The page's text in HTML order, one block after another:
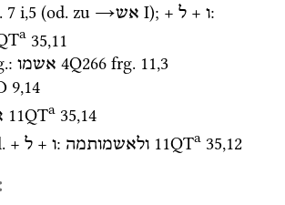
7 i,5 (od. zu →אש ‎ I); + ל + ו
a 35,11
: אשמו 4Q266 frg. 11,3
9,14
11QTa 35,14
+ ל + ו: ולאשמותמה 11QTa 35,12